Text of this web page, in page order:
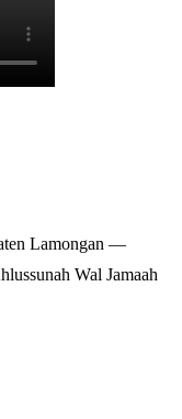
Lamongan —
Wal Jamaah